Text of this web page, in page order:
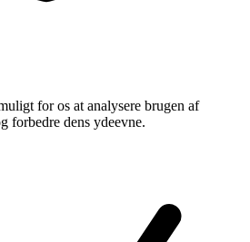
for os at analysere brugen af
forbedre dens ydeevne.